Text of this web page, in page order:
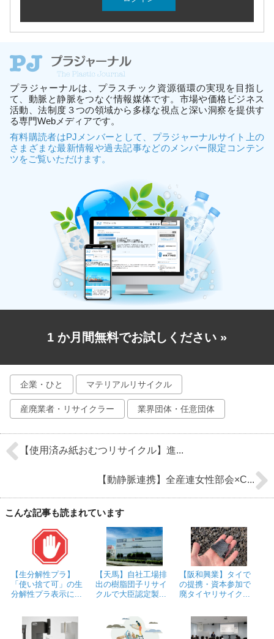
プラジャーナルは、プラスチック資源循環の実現を目指し
て、動脈と静脈をつなぐ情報媒体です。市場や価格ビジネス
活動、法制度３つの領域から多様な視点と深い洞察を提供す
る専門Webメディアです。
有料購読者はPJメンバーとして、プラジャーナルサイト上の
さまざまな最新情報や過去記事などのメンバー限定コンテン
ツをご覧いただけます。
1 か月間無料でお試しください »
企業・ひと マテリアルリサイクル
産廃業者・リサイクラー 業界団体・任意団体
【使用済み紙おむつリサイクル】進...
【動静脈連携】全産連女性部会×C...
こんな記事も読まれています
【生分解性プラ】
「使い捨て可」の生
分解性プラ表示に...
【天馬】自社工場排
出の樹脂団子リサイ
クルで大臣認定製...
【阪和興業】タイで
の提携・資本参加で
廃タイヤリサイク...